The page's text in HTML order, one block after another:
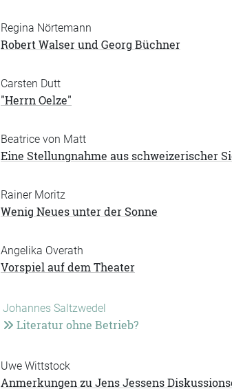
Regina Nörtemann
Robert Walser und Georg Büchner
Carsten Dutt
"Herrn Oelze"
Beatrice von Matt
Eine Stellungnahme aus schweizerischer
Rainer Moritz
Wenig Neues unter der Sonne
Angelika Overath
Vorspiel auf dem Theater
Johannes Saltzwedel
Literatur ohne Betrieb?
Uwe Wittstock
Anmerkungen zu Jens Jessens